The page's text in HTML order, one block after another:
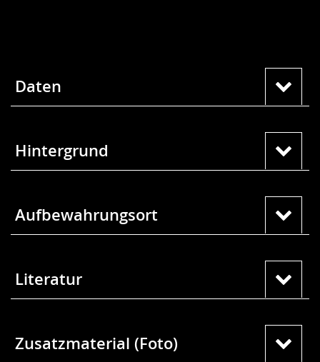
Daten
Hintergrund
Aufbewahrungsort
Literatur
Zusatzmaterial (Foto)